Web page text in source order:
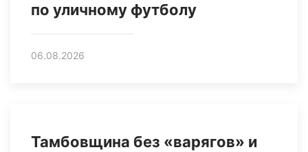
по уличному футболу
06.08.2026
Тамбовщина без «варягов» и